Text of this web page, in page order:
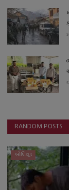
RANDOM POSTS
બોલિવૂડ